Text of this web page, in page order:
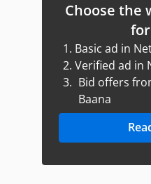
Choose the
1. Basic ad in
2. Verified ad in
3. Bid offers
Baana